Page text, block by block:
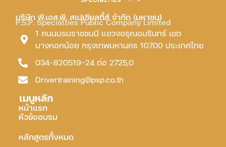
บริษัท พี.เอส.พี. สเปเชียลตี้ส์ จำกัด (มหาชน)
P.S.P. Specialties Public Company Limited
1 ถนนบรมราชชนนี แขวงอรุณอมรินทร์ เขต
บางกอกน้อย กรุงเทพมหานคร 10700 ประเทศไทย
034-820519-24 ต่อ 2725,0
Drivertraining@psp.co.th
เมนูหลัก
หน้าแรก
หัวข้ออบรม
หลักสูตรทั้งหมด